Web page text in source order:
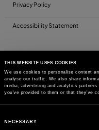
THIS WEBSITE USES COOKIES
We use cookies to personalise content
analyse our traffic. We also share
media, advertising and analytics
you’ve provided to them or that they’ve
Selection
NECESSARY
Privacy Policy
Accessibility Statement